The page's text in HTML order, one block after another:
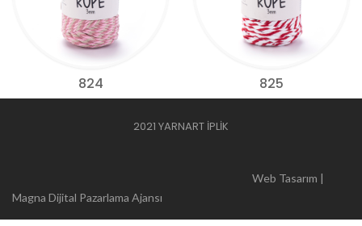
824 825
2021 YARNART İPLİK
Web Tasarım |
Magna Dijital Pazarlama Ajansı